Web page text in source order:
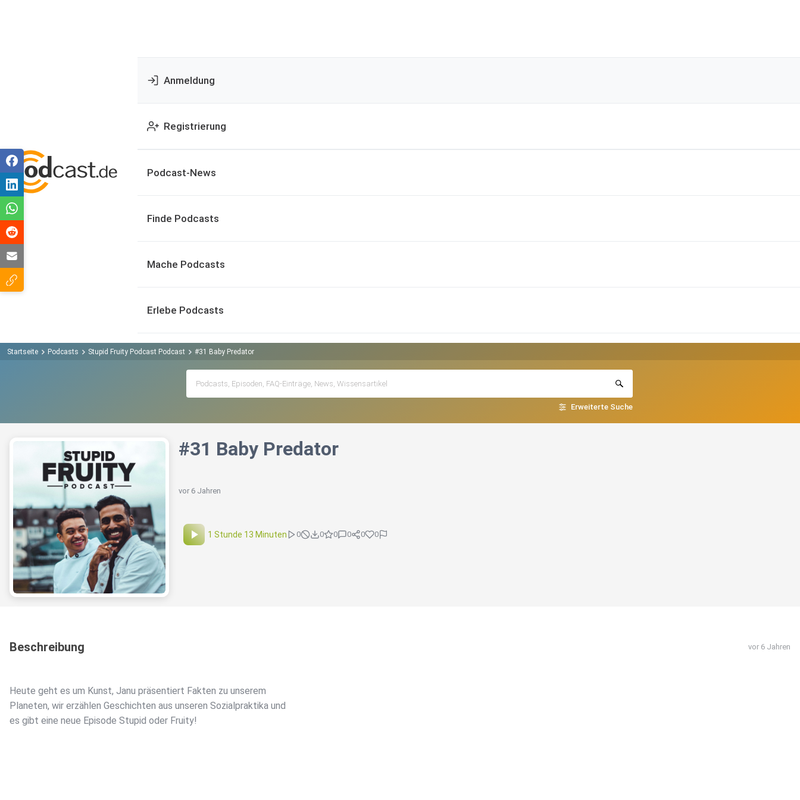
Anmeldung
Registrierung
Podcast-News
Finde Podcasts
Mache Podcasts
Erlebe Podcasts
Startseite Podcasts Stupid Fruity Podcast Podcast #31 Baby Predator
Erweiterte Suche
#31 Baby Predator
vor 6 Jahren
1 Stunde 13 Minuten 0 0 0 0 0 0
Beschreibung vor 6 Jahren
Heute geht es um Kunst, Janu präsentiert Fakten zu unserem
Planeten, wir erzählen Geschichten aus unseren Sozialpraktika und
es gibt eine neue Episode Stupid oder Fruity!